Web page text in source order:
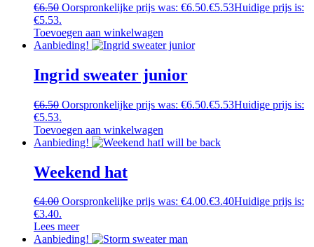
€6.50 Oorspronkelijke prijs was: €6.50.€5.53Huidige prijs is:
€5.53.
Toevoegen aan winkelwagen
Aanbieding!
Ingrid sweater junior
€6.50 Oorspronkelijke prijs was: €6.50.€5.53Huidige prijs is:
€5.53.
Toevoegen aan winkelwagen
Aanbieding!
I will be back
Weekend hat
€4.00 Oorspronkelijke prijs was: €4.00.€3.40Huidige prijs is:
€3.40.
Lees meer
Aanbieding!